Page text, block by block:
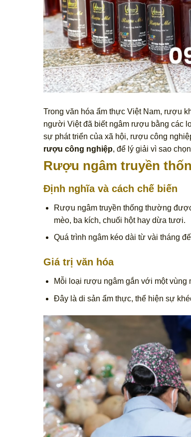
Trong văn hóa ẩm thực Việt Nam, rượu
người Việt đã biết ngâm rượu bằng các
sự phát triển của xã hội, rượu công
rượu công nghiệp, để lý giải vì sao
Rượu ngâm truyền
Định nghĩa và cách chế biến
Rượu ngâm truyền thống thường
mèo, ba kích, chuối hột hay dừa tươi.
Quá trình ngâm kéo dài từ vài tháng
Giá trị văn hóa
Mỗi loại rượu ngâm gắn với một
Đây là di sản ẩm thực, thể hiện sự